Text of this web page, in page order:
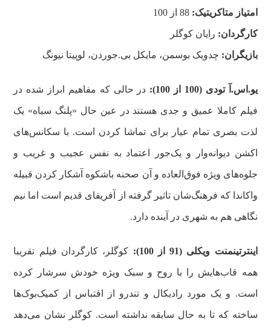
امتیاز متاکریتیک: 88 از 100
کارگردان: رایان کوگلر
بازیگران: چدویک بوسمن، مایکل بی.جوردن، لوپیتا نیونگ
یو.اس.آ تودی (100 از 100): در حالی که مفاهیم ابراز شده در
فیلم کاملا عمیق و جدی هستند در عین حال «پلنگ سیاه» یک
لذت بصری تمام عیار برای تماشا کردن است. با سکانس‌های
اکشن دیوانه‌وار و یک‌جور اعتماد به نفس عجیب و غریب و
جلوه‌های ویژه فوق‌العاده و آن صحنه باشکوه آشکار کردن قبیله
واکاندا که فرهنگ‌شان تاثیر گرفته از آفریقای قدیم است اما نیم
نگاهی هم به شهری در آینده دارد.
اینترتینمنت ویکلی (91 از 100): کوگلر، کارگردان فیلم تقریبا
همه قاب‌هایش را با روح و سبک ویژه خودش سرشار کرده
است. و یک مورد رادیکال و تندرو از اقتباس از کمیک‌بوک‌ها
ساخته که تا به حال سابقه نداشته است. کوگلر نشان می‌دهد